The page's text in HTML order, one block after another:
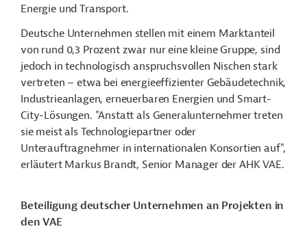
Energie und Transport.
Deutsche Unternehmen stellen mit einem Marktanteil
von rund 0,3 Prozent zwar nur eine kleine Gruppe, sind
jedoch in technologisch anspruchsvollen Nischen stark
vertreten – etwa bei energieeffizienter Gebäudetechnik,
Industrieanlagen, erneuerbaren Energien und Smart-
City-Lösungen. "Anstatt als Generalunternehmer treten
sie meist als Technologiepartner oder
Unterauftragnehmer in internationalen Konsortien auf",
erläutert Markus Brandt, Senior Manager der AHK VAE.
Beteiligung deutscher Unternehmen an Projekten in
den VAE